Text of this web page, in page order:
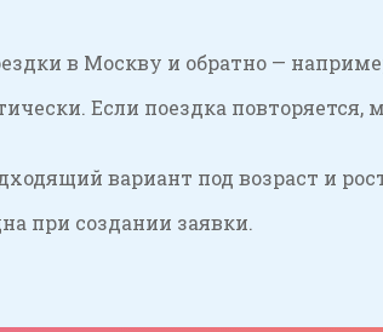
в Москву и обратно —
Если поездка повторяется,
вариант под возраст и
при создании заявки.